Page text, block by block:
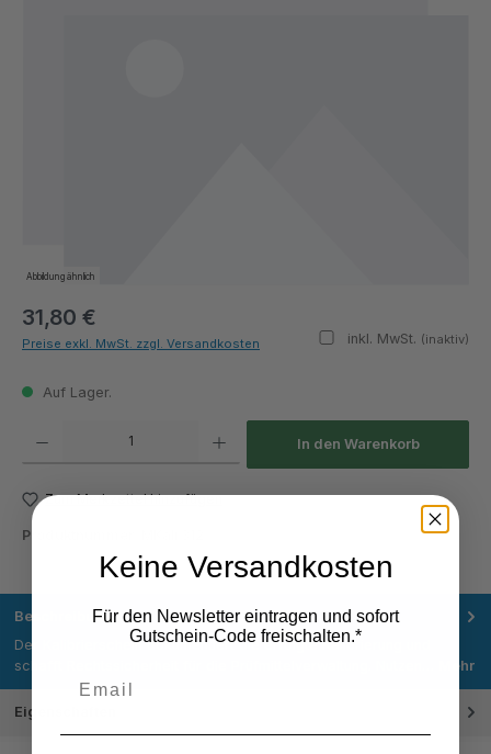
Abbildung ähnlich
31,80 €
inkl. MwSt. (inaktiv)
Preise exkl. MwSt. zzgl. Versandkosten
Auf Lager.
In den Warenkorb
Zum Merkzettel hinzufügen
Produktnummer:
Beschreibung
Der Kalibrierschein dokumentiert die erfolgte Kalibrierung und
schafft Rechtssicherheit für die Prüfmittelverwaltung. Nutzen…
Mehr
Eigenschaften
Keine Versandkosten
Für den Newsletter eintragen und sofort
Gutschein-Code freischalten.*